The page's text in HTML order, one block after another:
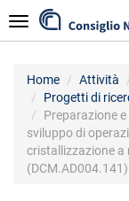
al
contenuto
Navigazione
Home Attività
Progetti di
Preparazione
sviluppo di
cristallizzazione a
(DCM.AD004.141)